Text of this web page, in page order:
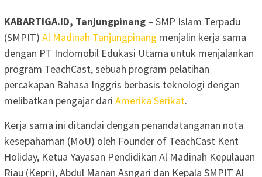
KABARTIGA.ID, Tanjungpinang – SMP Islam Terpadu
(SMPIT) Al Madinah Tanjungpinang menjalin kerja sama
dengan PT Indomobil Edukasi Utama untuk menjalankan
program TeachCast, sebuah program pelatihan
percakapan Bahasa Inggris berbasis teknologi dengan
melibatkan pengajar dari Amerika Serikat.
Kerja sama ini ditandai dengan penandatanganan nota
kesepahaman (MoU) oleh Founder of TeachCast Kent
Holiday, Ketua Yayasan Pendidikan Al Madinah Kepulauan
Riau (Kepri), Abdul Manan Asngari dan Kepala SMPIT Al